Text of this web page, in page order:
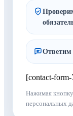
Ответим
[contact-
Нажимая
персональных